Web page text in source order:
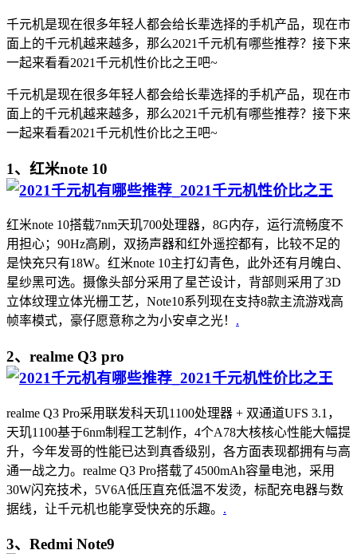
千元机是现在很多年轻人都会给长辈选择的手机产品，现在市
面上的千元机越来越多，那么2021千元机有哪些推荐？接下来
一起来看看2021千元机性价比之王吧~
千元机是现在很多年轻人都会给长辈选择的手机产品，现在市
面上的千元机越来越多，那么2021千元机有哪些推荐？接下来
一起来看看2021千元机性价比之王吧~
1、红米note 10
红米note 10搭载7nm天玑700处理器，8G内存，运行流畅度不
用担心；90Hz高刷，双扬声器和红外遥控都有，比较不足的
是快充只有18W。红米note 10主打幻青色，此外还有月魄白、
星纱黑可选。摄像头部分采用了星芒设计，背部则采用了3D
立体纹理立体光栅工艺，Note10系列现在支持8款主流游戏高
帧率模式，豪仔愿意称之为小安卓之光！ .
2、realme Q3 pro
realme Q3 Pro采用联发科天玑1100处理器 + 双通道UFS 3.1，
天玑1100基于6nm制程工艺制作，4个A78大核核心性能大幅提
升，今年发哥的性能已达到真香级别，各方面表现都拥有与高
通一战之力。realme Q3 Pro搭载了4500mAh容量电池，采用
30W闪充技术，5V6A低压直充低温不发烫，标配充电器与数
据线，让千元机也能享受快充的乐趣。 .
3、Redmi Note9